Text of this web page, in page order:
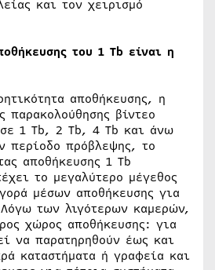
και τον χειρισμό
του 1 Tb είναι η
αποθήκευσης, η
παρακολούθησης βίντεο
σε 1 Tb, 2 Tb, 4 Tb και άνω
περίοδο πρόβλεψης, το
αποθήκευσης 1 Tb
το μεγαλύτερο μέγεθος
μέσων αποθήκευσης για
των λιγότερων καμερών,
χώρος αποθήκευσης: για
να παρατηρηθούν έως και
καταστήματα ή γραφεία και